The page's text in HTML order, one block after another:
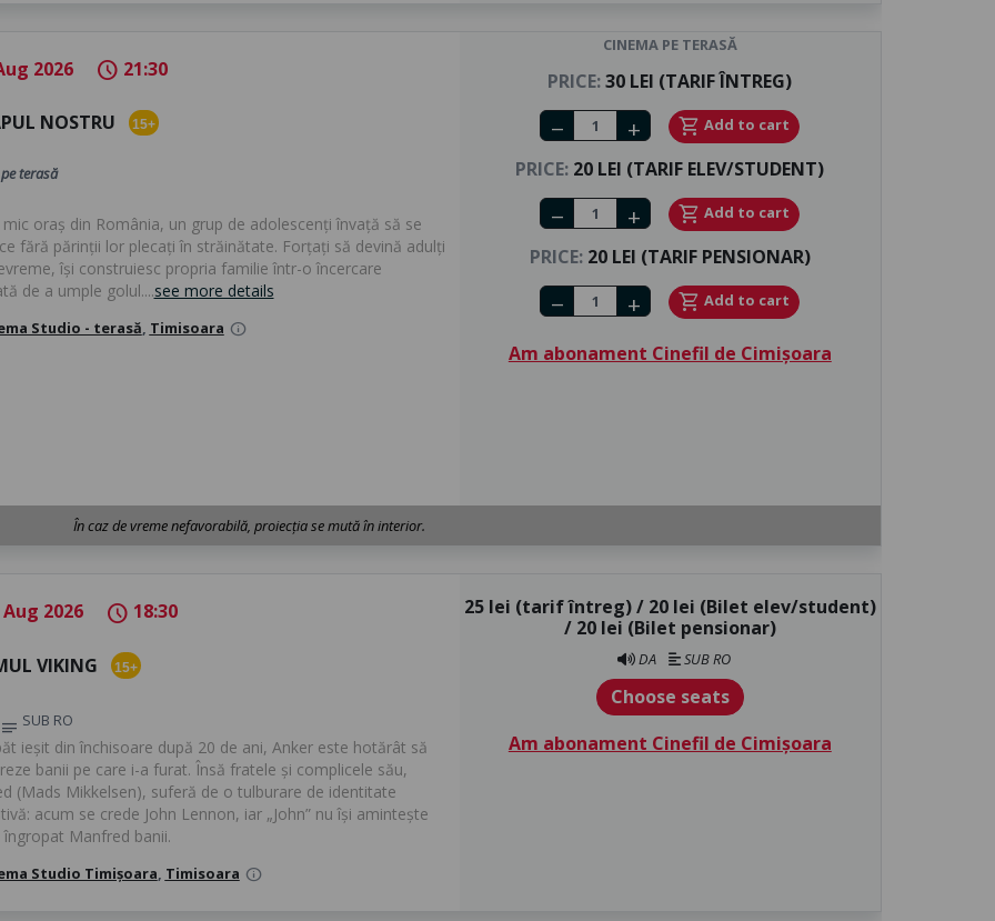
2026 schedule 21:30
NOSTRU 15+
terasă
oraș din România, un grup de adolescenți învață să se
fără părinții lor plecați în străinătate. Forțați să devină adulți
își construiesc propria familie într-o încercare
de a umple golul....see more details
Studio - terasă, Timisoara info
CINEMA PE TERASĂ
PRICE:30 LEI (TARIF ÎNTREG)
Number of tickets
remove add shopping_cart Add to cart
PRICE: 20 LEI (TARIF ELEV/STUDENT)
Number of tickets
remove add shopping_cart Add to cart
PRICE:20 LEI (TARIF PENSIONAR)
Number of tickets
remove add shopping_cart Add to cart
Am abonament Cinefil de Cimișoara
În caz de vreme nefavorabilă, proiecția se mută în interior.
Aug 2026 schedule 18:30
VIKING 15+
notes SUB RO
ieșit din închisoare după 20 de ani, Anker este hotărât să
banii pe care i-a furat. Însă fratele și complicele său,
(Mads Mikkelsen), suferă de o tulburare de identitate
acum se crede John Lennon, iar „John” nu își amintește
îngropat Manfred banii.
Studio Timișoara Timisoara info
25 lei (tarif întreg) / 20 lei (Bilet elev/student)
/ 20 lei (Bilet pensionar)
DA SUB RO
Choose seats
Am abonament Cinefil de Cimișoara